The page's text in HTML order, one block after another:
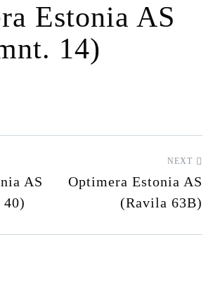
Estonia AS
14)
AS
NEXT
Optimera Estonia AS
(Ravila 63B)